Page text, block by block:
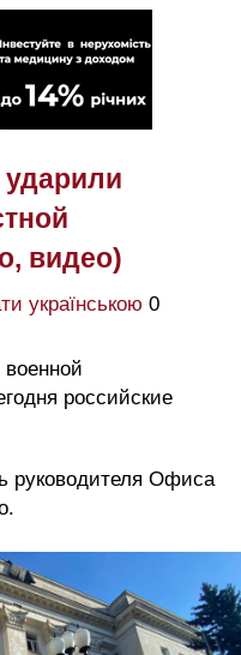
видео)
українською 0
российские
руководителя Офиса